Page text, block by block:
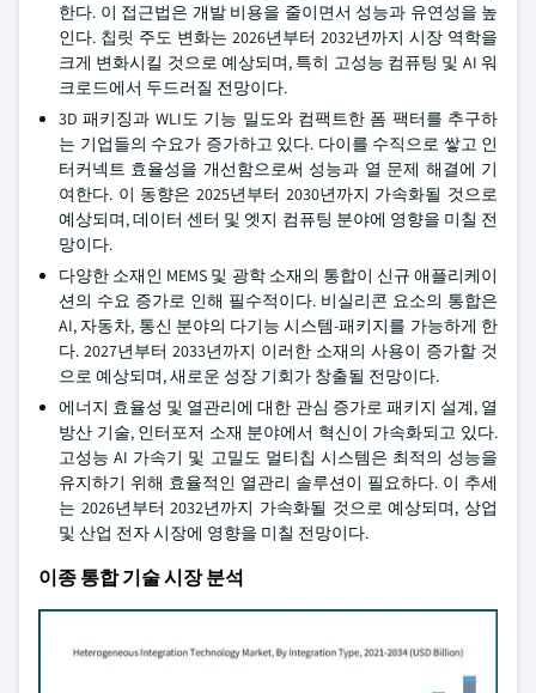
한다. 이 접근법은 개발 비용을 줄이면서 성능과 유연성을 높
인다. 칩릿 주도 변화는 2026년부터 2032년까지 시장 역학을
크게 변화시킬 것으로 예상되며, 특히 고성능 컴퓨팅 및 AI 워
크로드에서 두드러질 전망이다.
3D 패키징과 WLI도 기능 밀도와 컴팩트한 폼 팩터를 추구하
는 기업들의 수요가 증가하고 있다. 다이를 수직으로 쌓고 인
터커넥트 효율성을 개선함으로써 성능과 열 문제 해결에 기
여한다. 이 동향은 2025년부터 2030년까지 가속화될 것으로
예상되며, 데이터 센터 및 엣지 컴퓨팅 분야에 영향을 미칠 전
망이다.
다양한 소재인 MEMS 및 광학 소재의 통합이 신규 애플리케이
션의 수요 증가로 인해 필수적이다. 비실리콘 요소의 통합은
AI, 자동차, 통신 분야의 다기능 시스템-패키지를 가능하게 한
다. 2027년부터 2033년까지 이러한 소재의 사용이 증가할 것
으로 예상되며, 새로운 성장 기회가 창출될 전망이다.
에너지 효율성 및 열관리에 대한 관심 증가로 패키지 설계, 열
방산 기술, 인터포저 소재 분야에서 혁신이 가속화되고 있다.
고성능 AI 가속기 및 고밀도 멀티칩 시스템은 최적의 성능을
유지하기 위해 효율적인 열관리 솔루션이 필요하다. 이 추세
는 2026년부터 2032년까지 가속화될 것으로 예상되며, 상업
및 산업 전자 시장에 영향을 미칠 전망이다.
이종 통합 기술 시장 분석